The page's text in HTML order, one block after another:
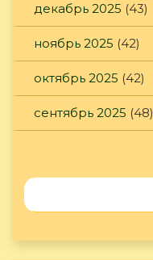
декабрь 2025 (43)
ноябрь 2025 (42)
октябрь 2025 (42)
сентябрь 2025 (48)